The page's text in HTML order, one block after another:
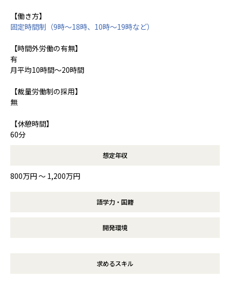
【働き方】
固定時間制（9時～18時、10時～19時など）
【時間外労働の有無】
有
月平均10時間～20時間
【裁量労働制の採用】
無
【休憩時間】
60分
想定年収
800万円 〜 1,200万円
語学力・国籍
開発環境
求めるスキル